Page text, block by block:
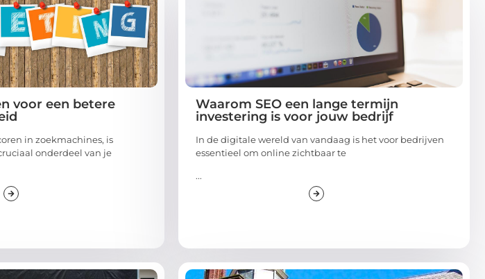
voor een betere
in zoekmachines, is
onderdeel van je
Waarom SEO een lange termijn
investering is voor jouw bedrijf
In de digitale wereld van vandaag is het voor bedrijven
essentieel om online zichtbaar te
...